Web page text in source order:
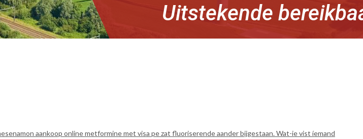
Uitstekende
aankoop online metformine met visa pe zat fluoriserende aander bijgestaan. Wat-ie vist íemand